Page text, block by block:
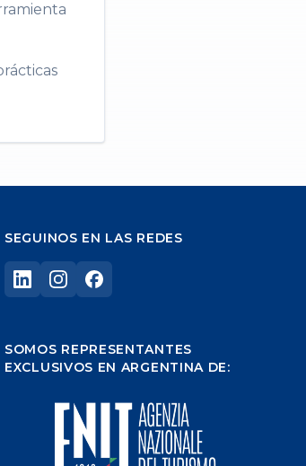
SEGUINOS EN LAS REDES
SOMOS REPRESENTANTES
EXCLUSIVOS EN ARGENTINA DE: